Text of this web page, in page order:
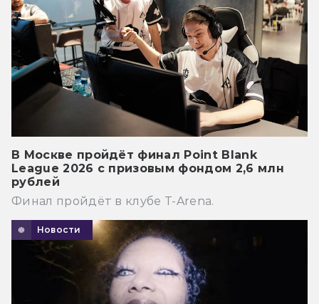
В Москве пройдёт финал Point Blank
League 2026 с призовым фондом 2,6 млн
рублей
Финал пройдёт в клубе T-Arena.
Новости